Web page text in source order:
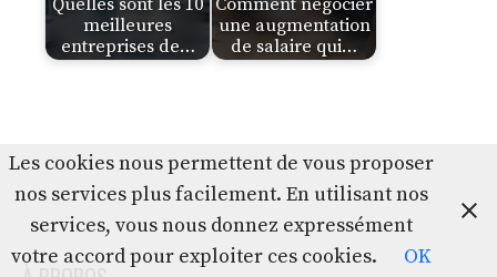
Quelles sont les 10
meilleures
entreprises de…
Comment négocier
une augmentation
de salaire qui…
Les cookies nous permettent de vous proposer
nos services plus facilement. En utilisant nos
services, vous nous donnez expressément
votre accord pour exploiter ces cookies.
OK